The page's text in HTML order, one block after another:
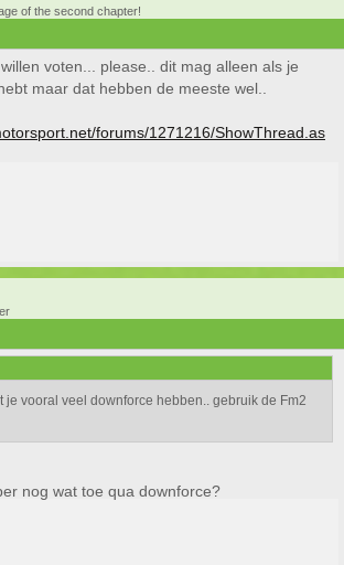
of the second chapter!
voten... please.. dit mag alleen als je
maar dat hebben de meeste wel..
forums/1271216/ShowThread.as
je vooral veel downforce hebben.. gebruik de Fm2
nog wat toe qua downforce?